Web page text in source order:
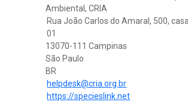
Ambiental, CRIA
Rua João Carlos do Amaral, 500,
01
13070-111 Campinas
São Paulo
BR
helpdesk@cria.org.br
https://specieslink.net